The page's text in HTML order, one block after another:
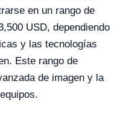
en un rango de
USD, dependiendo
y las tecnologías
Este rango de
de imagen y la